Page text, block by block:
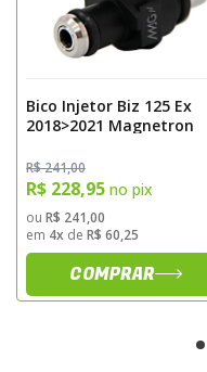
Bico Injetor Biz 125 Ex
2018>2021 Magnetron
R$ 241,00
R$ 228,95 no pix
ou R$ 241,00
em 4x de R$ 60,25
COMPRAR